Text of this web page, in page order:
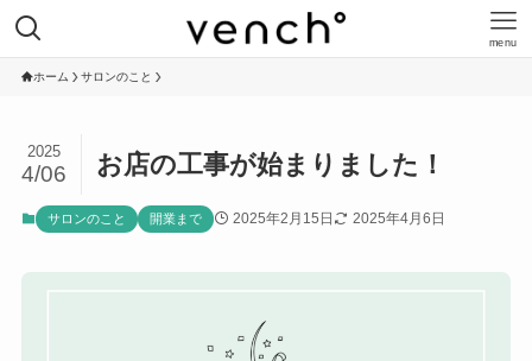
menu
ホーム サロンのこと
お店の工事が始まりました！
2025
4/06
サロンのこと 開業まで 2025年2月15日 2025年4月6日